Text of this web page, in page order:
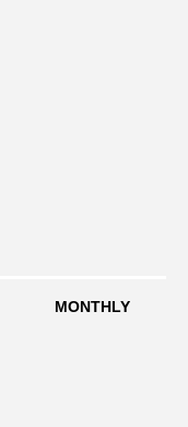
MONTHLY